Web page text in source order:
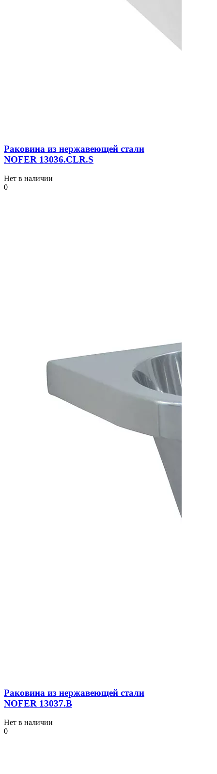
Раковина из нержавеющей стали
NOFER 13036.СLR.S
Нет в наличии
0
Раковина из нержавеющей стали
NOFER 13037.B
Нет в наличии
0